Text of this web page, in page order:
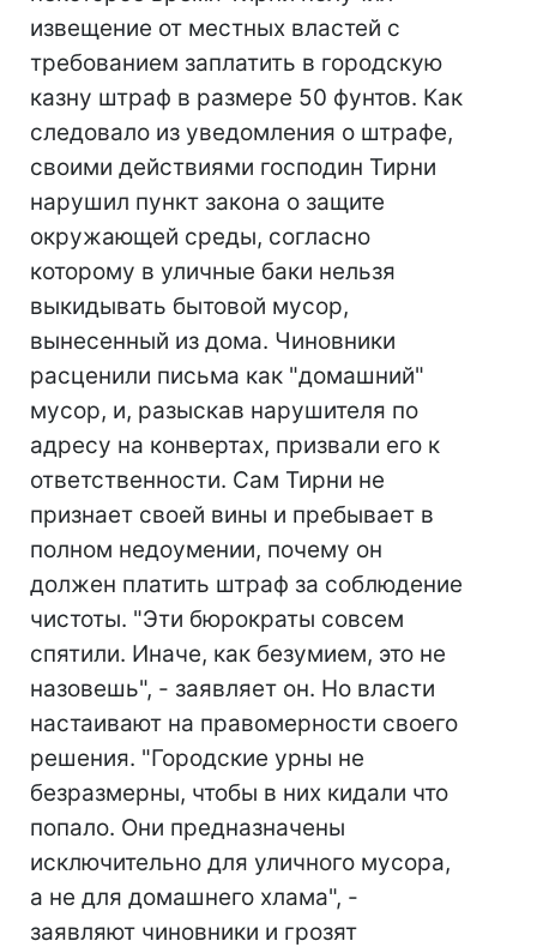
извещение от местных властей с
требованием заплатить в городскую
казну штраф в размере 50 фунтов. Как
следовало из уведомления о штрафе,
своими действиями господин Тирни
нарушил пункт закона о защите
окружающей среды, согласно
которому в уличные баки нельзя
выкидывать бытовой мусор,
вынесенный из дома. Чиновники
расценили письма как "домашний"
мусор, и, разыскав нарушителя по
адресу на конвертах, призвали его к
ответственности. Сам Тирни не
признает своей вины и пребывает в
полном недоумении, почему он
должен платить штраф за соблюдение
чистоты. "Эти бюрократы совсем
спятили. Иначе, как безумием, это не
назовешь", - заявляет он. Но власти
настаивают на правомерности своего
решения. "Городские урны не
безразмерны, чтобы в них кидали что
попало. Они предназначены
исключительно для уличного мусора,
а не для домашнего хлама", -
заявляют чиновники и грозят